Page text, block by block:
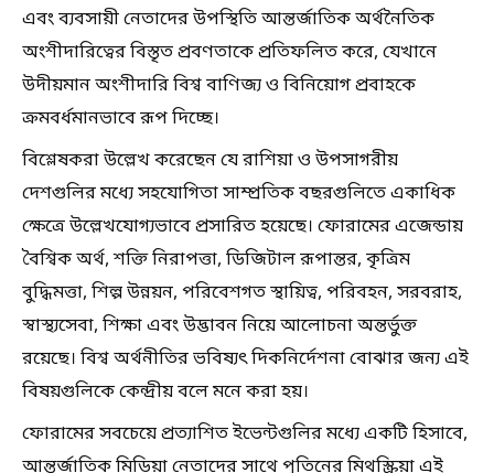
এবং ব্যবসায়ী নেতাদের উপস্থিতি আন্তর্জাতিক অর্থনৈতিক
অংশীদারিত্বের বিস্তৃত প্রবণতাকে প্রতিফলিত করে, যেখানে
উদীয়মান অংশীদারি বিশ্ব বাণিজ্য ও বিনিয়োগ প্রবাহকে
ক্রমবর্ধমানভাবে রূপ দিচ্ছে।
বিশ্লেষকরা উল্লেখ করেছেন যে রাশিয়া ও উপসাগরীয়
দেশগুলির মধ্যে সহযোগিতা সাম্প্রতিক বছরগুলিতে একাধিক
ক্ষেত্রে উল্লেখযোগ্যভাবে প্রসারিত হয়েছে। ফোরামের এজেন্ডায়
বৈশ্বিক অর্থ, শক্তি নিরাপত্তা, ডিজিটাল রূপান্তর, কৃত্রিম
বুদ্ধিমত্তা, শিল্প উন্নয়ন, পরিবেশগত স্থায়িত্ব, পরিবহন, সরবরাহ,
স্বাস্থ্যসেবা, শিক্ষা এবং উদ্ভাবন নিয়ে আলোচনা অন্তর্ভুক্ত
রয়েছে। বিশ্ব অর্থনীতির ভবিষ্যৎ দিকনির্দেশনা বোঝার জন্য এই
বিষয়গুলিকে কেন্দ্রীয় বলে মনে করা হয়।
ফোরামের সবচেয়ে প্রত্যাশিত ইভেন্টগুলির মধ্যে একটি হিসাবে,
আন্তর্জাতিক মিডিয়া নেতাদের সাথে পুতিনের মিথস্ক্রিয়া এই